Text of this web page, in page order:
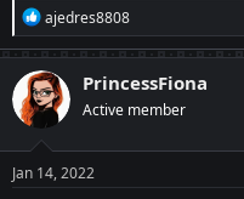
R
e
a
c
t
i
o
n
s
:
ajedres8808
PrincessFiona
Active member
Jan 14, 2022